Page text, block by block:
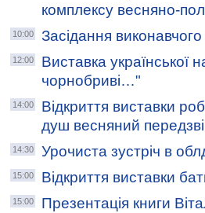
комплексу весняно-
10:00 Засідання виконавчого
12:00
Виставка української
чорнобриві…"
14:00
Відкриття виставки
душ весняний
14:30 Урочиста зустріч в
15:00 Відкриття виставки
15:00
Презентація книги